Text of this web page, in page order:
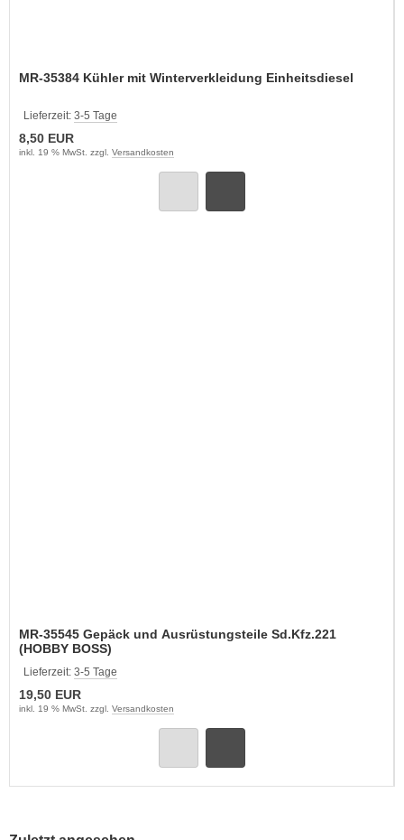
MR-35384 Kühler mit Winterverkleidung Einheitsdiesel
Lieferzeit: 3-5 Tage
8,50 EUR
inkl. 19 % MwSt. zzgl. Versandkosten
MR-35545 Gepäck und Ausrüstungsteile Sd.Kfz.221
(HOBBY BOSS)
Lieferzeit: 3-5 Tage
19,50 EUR
inkl. 19 % MwSt. zzgl. Versandkosten